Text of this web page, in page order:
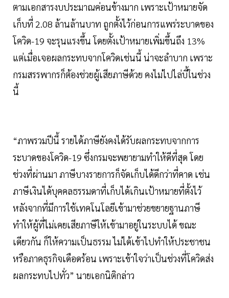
ตามเอกสารงบประมาณค่อนข้างมาก เพราะเป้าหมายจัด
เก็บที่ 2.08 ล้านล้านบาท ถูกตั้งไว้ก่อนการแพร่ระบาดของ
โควิด-19 จะรุนแรงขึ้น โดยตั้งเป้าหมายเพิ่มขึ้นถึง 13%
แต่เมื่อเจอผลกระทบจากโควิดเช่นนี้ น่าจะลำบาก เพราะ
กรมสรรพากรก็ต้องช่วยผู้เสียภาษีด้วย คงไม่ไปไล่บี้ในช่วง
นี้
“ภาพรวมปีนี้ รายได้ภาษียังคงได้รับผลกระทบจากการ
ระบาดของโควิด-19 ซึ่งกรมจะพยายามทำให้ดีที่สุด โดย
ช่วงที่ผ่านมา ภาษีบางรายการก็จัดเก็บได้ดีกว่าที่คาด เช่น
ภาษีเงินได้บุคคลธรรมดาที่เก็บได้เกินเป้าหมายที่ตั้งไว้
หลังจากที่มีการใช้เทคโนโลยีเข้ามาช่วยขยายฐานภาษี
ทำให้ผู้ที่ไม่เคยเสียภาษีให้เข้ามาอยู่ในระบบได้ ขณะ
เดียวกัน ก็ให้ความเป็นธรรม ไม่ได้เข้าไปทำให้ประชาชน
หรือภาคธุรกิจเดือดร้อน เพราะเข้าใจว่าเป็นช่วงที่โควิดส่ง
ผลกระทบไปทั่ว” นายเอกนิติกล่าว